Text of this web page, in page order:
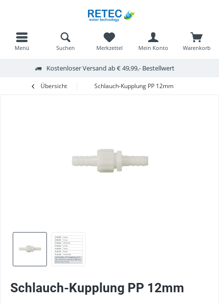
Kostenloser Versand ab € 49,99,- Bestellwert
Menü Warenkorb
Merkzettel Mein Konto
Suchen
Übersicht Schlauch-Kupplung PP 12mm
Schlauch-Kupplung PP 12mm